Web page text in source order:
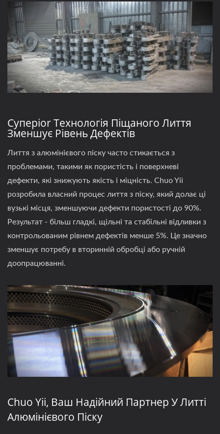
Суперior Технологія Піщаного Лиття
Зменшує Рівень Дефектів
Лиття з алюмінієвого піску часто стикається з
проблемами, такими як пористість і поверхневі
дефекти, які знижують якість і міцність. Chuo Yii
розробила власний процес лиття з піску, який долає ці
вузькі місця, зменшуючи дефекти пористості до 90%.
Результат - більш гладкі, щільні та стабільні відливки з
контрольованим рівнем дефектів менше 5%. Це значно
зменшує потребу в вторинній обробці або ручній
доопрацюванні.
Chuo Yii, Ваш Надійний Партнер У Литті
Алюмінієвого Піску